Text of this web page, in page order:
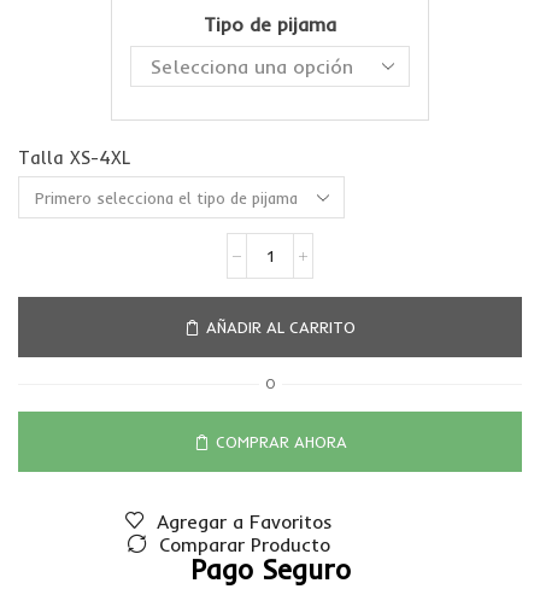
Tipo de pijama
Talla XS-4XL
AÑADIR AL CARRITO
O
COMPRAR AHORA
Agregar a Favoritos
Comparar Producto
Pago Seguro